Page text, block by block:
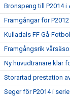
Bronspeng till P2014 i
Framgångar för
Kulladals FF Gå-
Framgångsrik
Ny huvudtränare klar
Storartad prestation
Seger för P2014 i